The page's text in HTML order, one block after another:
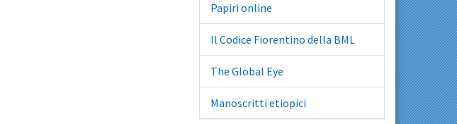
Papiri online
Il Codice Fiorentino della BML
The Global Eye
Manoscritti etiopici